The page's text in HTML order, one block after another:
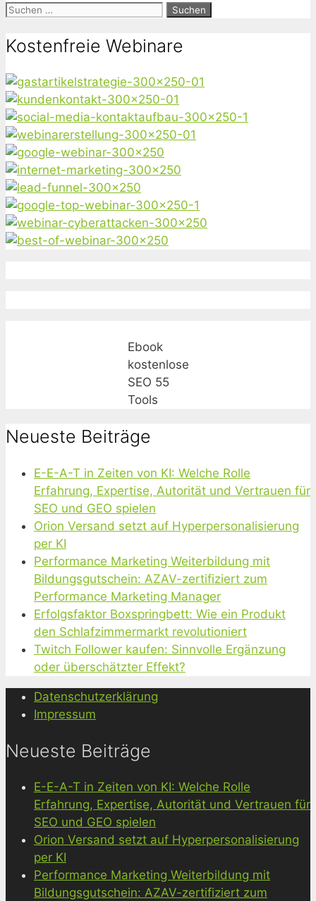
Suchen
Kostenfreie Webinare
Ebook
kostenlose
SEO 55
Tools
Neueste Beiträge
E-E-A-T in Zeiten von KI: Welche Rolle
Erfahrung, Expertise, Autorität und Vertrauen für
SEO und GEO spielen
Orion Versand setzt auf Hyperpersonalisierung
per KI
Performance Marketing Weiterbildung mit
Bildungsgutschein: AZAV-zertifiziert zum
Performance Marketing Manager
Erfolgsfaktor Boxspringbett: Wie ein Produkt
den Schlafzimmermarkt revolutioniert
Twitch Follower kaufen: Sinnvolle Ergänzung
oder überschätzter Effekt?
Datenschutzerklärung
Impressum
Neueste Beiträge
E-E-A-T in Zeiten von KI: Welche Rolle
Erfahrung, Expertise, Autorität und Vertrauen für
SEO und GEO spielen
Orion Versand setzt auf Hyperpersonalisierung
per KI
Performance Marketing Weiterbildung mit
Bildungsgutschein: AZAV-zertifiziert zum